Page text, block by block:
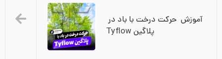
پلاگین Tyflow